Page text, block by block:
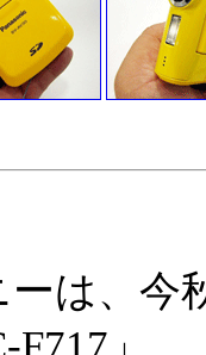
は、今
F717」